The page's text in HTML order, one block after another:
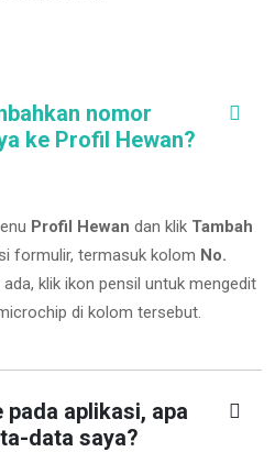
nomor
ke Profil Hewan?
Profil Hewan dan klik Tambah
formulir, termasuk kolom No.
klik ikon pensil untuk mengedit
di kolom tersebut.
aplikasi, apa
data saya?